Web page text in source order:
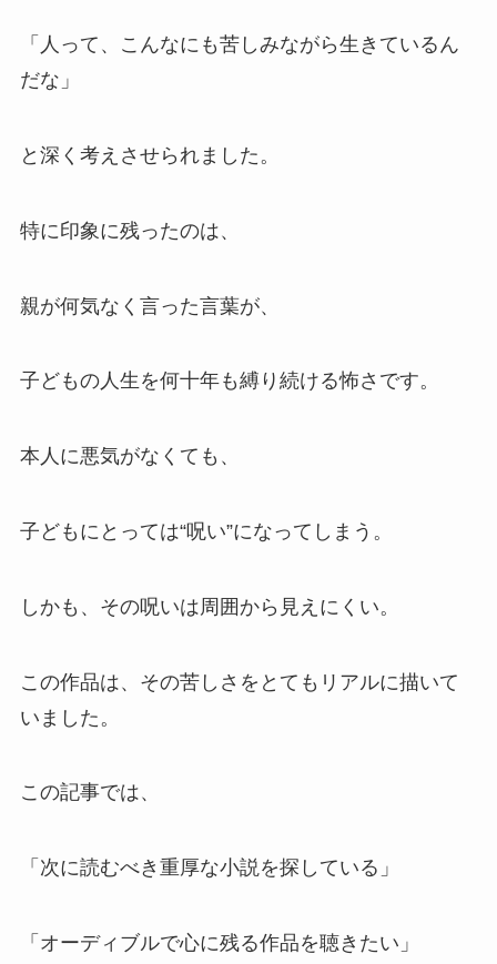
「人って、こんなにも苦しみながら生きているん
だな」
と深く考えさせられました。
特に印象に残ったのは、
親が何気なく言った言葉が、
子どもの人生を何十年も縛り続ける怖さです。
本人に悪気がなくても、
子どもにとっては“呪い”になってしまう。
しかも、その呪いは周囲から見えにくい。
この作品は、その苦しさをとてもリアルに描いて
いました。
この記事では、
「次に読むべき重厚な小説を探している」
「オーディブルで心に残る作品を聴きたい」